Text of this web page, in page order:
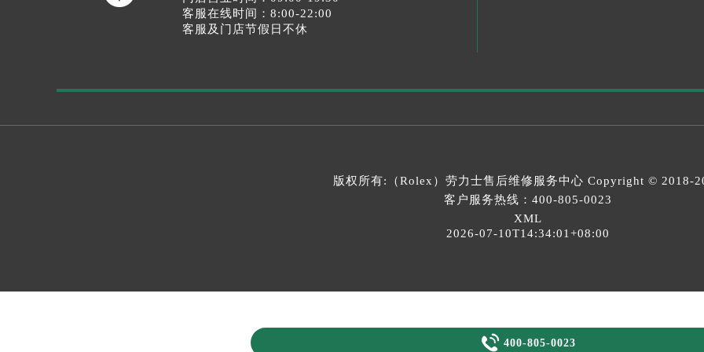
客服在线时间：8:00-22:00
客服及门店节假日不休
版权所有:（Rolex） 劳力士售后维修服务中心 Copyright © 2018-
客户服务热线： 400-805-0023
XML
2026-07-10T14:34:01+08:00
 400-805-0023